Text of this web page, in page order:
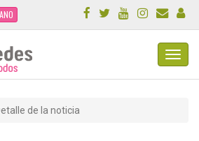
de la noticia